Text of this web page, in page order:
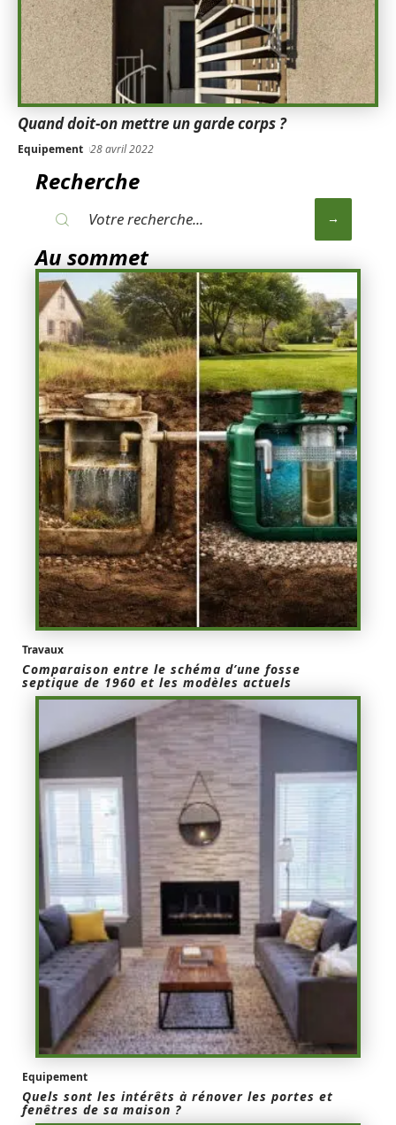
Quand doit-on mettre un garde corps ?
Equipement 28 avril 2022
Recherche
Au sommet
Travaux
Comparaison entre le schéma d’une fosse
septique de 1960 et les modèles actuels
Equipement
Quels sont les intérêts à rénover les portes et
fenêtres de sa maison ?